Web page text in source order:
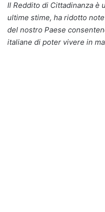
Il Reddito di Cittadinanza è
ultime stime, ha ridotto
del nostro Paese
italiane di poter vivere in